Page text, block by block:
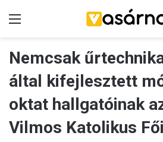
Menü
Nemcsak
által kifejlesztett
oktat hallgatóinak
Vilmos Katolikus